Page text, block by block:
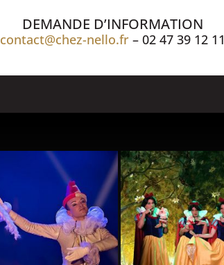
DEMANDE D’INFORMATION
contact@chez-nello.fr– 02 47 39 12 11